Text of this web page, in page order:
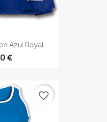
Azul Royal
€
favorite_border